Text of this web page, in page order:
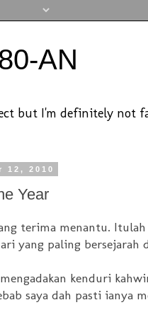
AN
but I'm definitely not
12, 2010
Year
terima menantu.
yang paling bersejarah
kenduri
saya dah pasti ianya